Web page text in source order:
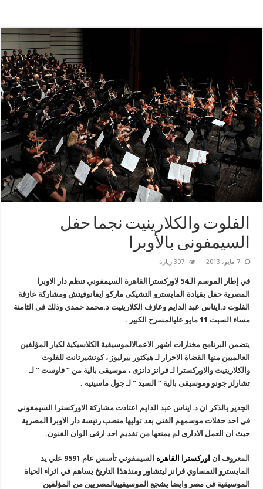
الفلوت والكلارينيت نجما حفل
السيمفونى بالأوبرا
7 مايو، 2013 307 زيارة
في إطار الموسم الـ54لاوركستراالقاهرة السيمفوني تنظم دار الاوبرا
المصرية حفل بقيادة المايسترو التشيكى ماركو ايفانوفيتش ومشاركة عازفة
الفلوت د.ايناس عبد الدايم وعازف الكلارينيت د.محمد حمدي وذلك فى الثامنة
مساء السبت 11 مايو
عليالمسرح الكبير .
يتضمن البرنامج مختارات اشهر الاعمالالموسيقية الكلاسيكية لكبار المؤلفين
العالميين منها القضاة الاحرار لـ هيكتور بيرليوز ، كونشيرتانت للفلوت
والكلارينيت والاوركسترا لـ فرانز دانزى ، موسيقى بالية من ” فاوست ” لـ
تشارلز جونو وموسيقى بالية ” السيد ” لـ جول ماسينيه .
الجدير بالذكر ان د.ايناس عبد الدايم اعتادت مشاركة الاوركسترا السيمفونى
فى احد حفلات موسمهم الفنى بعد توليها منصب رئيسة دار الاوبرا المصرية
حيث ان العمل الادارى لم يمنعها من تقديم احد ارقى الوان الفنون.
المعروف ان اوركسترا القاهره
السيمفوني تأسس عام 9591 علي يد
المايسترو النمساوي فرانز ليتشاور ومنذهذا التاريخ يساهم في اثراء الحياة
الموسيقية في مصر وايضا يشجع الموسيقيينالمصريين من المؤلفين